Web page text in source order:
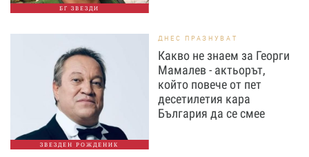
БГ ЗВЕЗДИ
ЗВЕЗДЕН РОЖДЕНИК
ДНЕС ПРАЗНУВАТ
Какво не знаем за Георги
Мамалев - актьорът,
който повече от пет
десетилетия кара
България да се смее